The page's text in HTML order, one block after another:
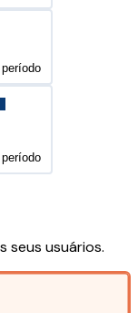
seus usuários.